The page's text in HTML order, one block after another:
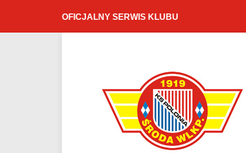
OFICJALNY SERWIS KLUBU